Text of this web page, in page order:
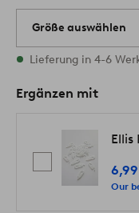
Größe auswählen
2 Größen vorrätig
Lieferung in 4-6
Ergänzen mit
6,99
Our